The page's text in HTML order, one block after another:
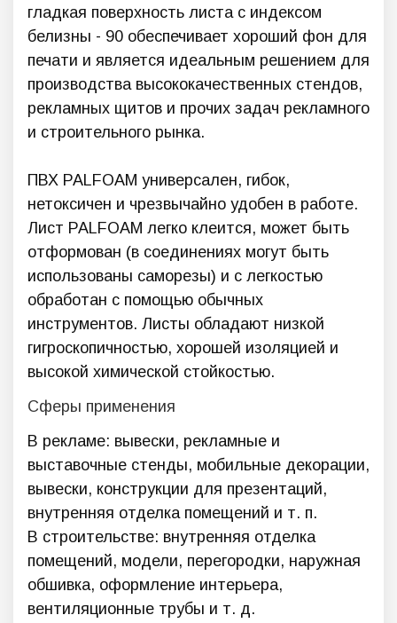
гладкая поверхность листа с индексом
белизны - 90 обеспечивает хороший фон для
печати и является идеальным решением для
производства высококачественных стендов,
рекламных щитов и прочих задач рекламного
и строительного рынка.
ПВХ PALFOAM универсален, гибок,
нетоксичен и чрезвычайно удобен в работе.
Лист PALFOAM легко клеится, может быть
отформован (в соединениях могут быть
использованы саморезы) и с легкостью
обработан с помощью обычных
инструментов. Листы обладают низкой
гигроскопичностью, хорошей изоляцией и
высокой химической стойкостью.
Сферы применения
В рекламе: вывески, рекламные и
выставочные стенды, мобильные декорации,
вывески, конструкции для презентаций,
внутренняя отделка помещений и т. п.
В строительстве: внутренняя отделка
помещений, модели, перегородки, наружная
обшивка, оформление интерьера,
вентиляционные трубы и т. д.